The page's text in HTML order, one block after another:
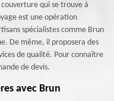
qui se trouve à
est une opération
spécialistes comme Brun
De même, il proposera des
de qualité. Pour connaître
de devis.
avec Brun